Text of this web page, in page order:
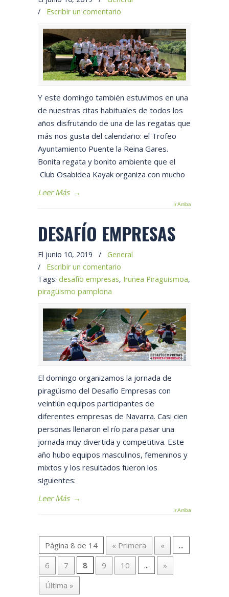
/ Escribir un comentario
Y este domingo también estuvimos en una
de nuestras citas habituales de todos los
años disfrutando de una de las regatas que
más nos gusta del calendario: el Trofeo
Ayuntamiento Puente la Reina Gares.
Bonita regata y bonito ambiente que el
Club Osabidea Kayak organiza con mucho
Leer Más →
Ir Arriba
DESAFÍO EMPRESAS
El junio 10, 2019 /
General
/ Escribir un comentario
Tags: desafío empresas, Iruñea Piraguismoa,
piragüismo pamplona
El domingo organizamos la jornada de
piragüismo del Desafío Empresas con
veintiún equipos participantes de
diferentes empresas de Navarra. Casi cien
personas llenaron el río para pasar una
jornada muy divertida y competitiva. Este
año hubo equipos masculinos, femeninos y
mixtos y los resultados fueron los
siguientes:
Leer Más →
Ir Arriba
Página 8 de 14 « Primera «
...
6
7 8 9 10 ...
»
Última »